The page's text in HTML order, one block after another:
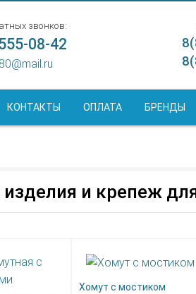
звонков:
08-42
КОНТАКТЫ ОПЛАТА БРЕНДЫ
и крепеж
Хомут с мостиком